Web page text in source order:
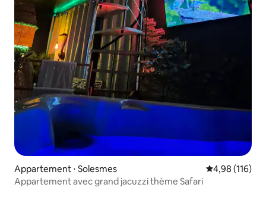
Appartement ⋅ Solesmes Évaluation
4,98 (116)
Appartement avec grand jacuzzi thème Safari